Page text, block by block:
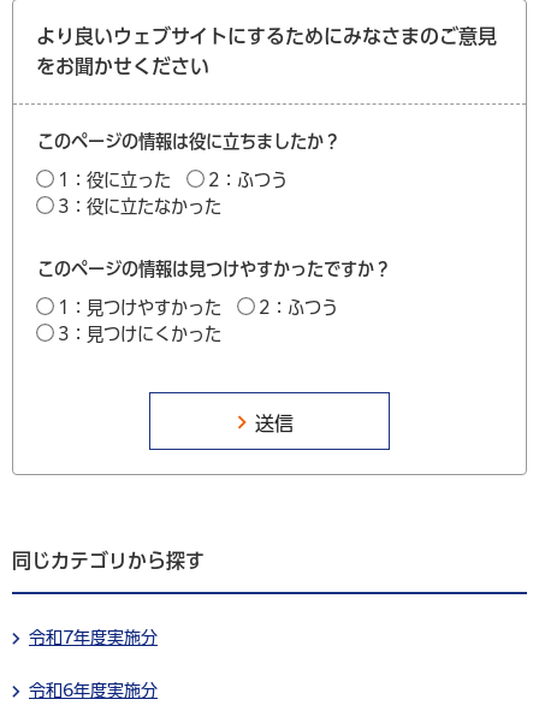
より良いウェブサイトにするためにみなさまのご意見
をお聞かせください
このページの情報は役に立ちましたか？
1：役に立った
2：ふつう
3：役に立たなかった
このページの情報は見つけやすかったですか？
1：見つけやすかった
2：ふつう
3：見つけにくかった
同じカテゴリから探す
令和7年度実施分
令和6年度実施分